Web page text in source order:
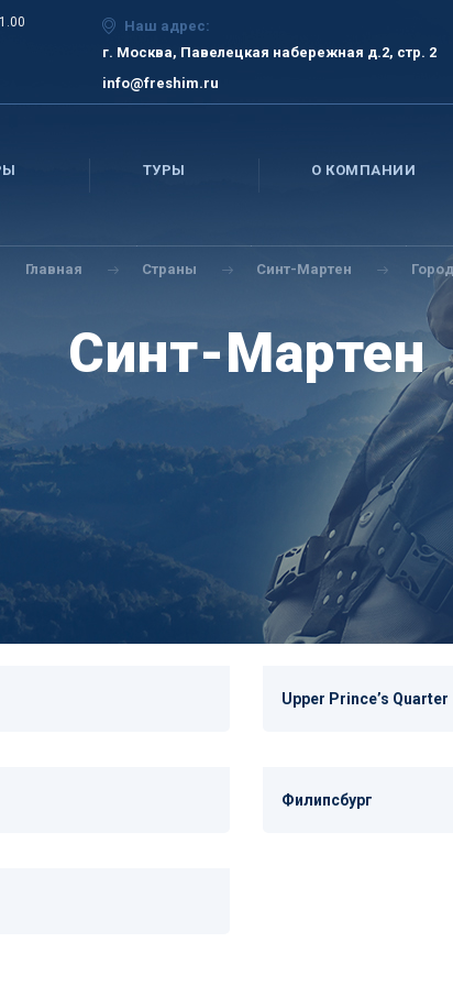
Наш адрес:
г. Москва, Павелецкая набережная д.2, стр. 2
info@freshim.ru
ТУРЫ О КОМПАНИИ
Главная Страны Синт-Мартен
Синт-Мартен
Upper Princeʼs Quarter
Филипсбург